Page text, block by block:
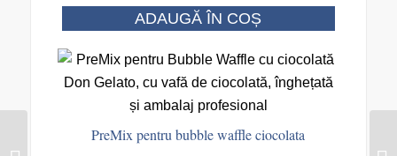
ADAUGĂ ÎN COȘ
PreMix pentru bubble waffle ciocolata